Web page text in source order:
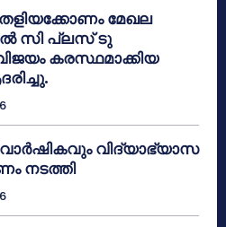
മേഖല
സി പ്ലസ് ടു
കരസ്ഥമാക്കിയ
വിദ്യാഭ്യാസ
നടത്തി